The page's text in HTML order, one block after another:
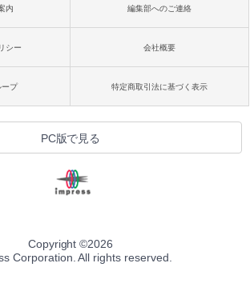
内 編集部へのご連絡
シー 会社概要
ープ 特定商取引法に基づく表示
PC版で見る
Copyright ©2026
Corporation. All rights reserved.